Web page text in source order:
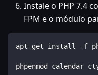
Instale o PHP 7.4
FPM e o módulo
apt-get install -f php
phpenmod calendar